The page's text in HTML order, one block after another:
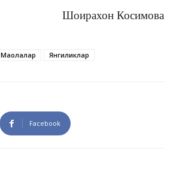
Шоирахон Косимова
Мақолалар Янгиликлар
Facebook